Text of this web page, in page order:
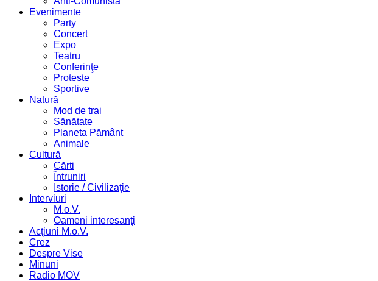
Evenimente
Party
Concert
Expo
Teatru
Conferinţe
Proteste
Sportive
Natură
Mod de trai
Sănătate
Planeta Pământ
Animale
Cultură
Cărti
Întruniri
Istorie / Civilizaţie
Interviuri
M.o.V.
Oameni interesanţi
Acţiuni M.o.V.
Crez
Despre Vise
Minuni
Radio MOV